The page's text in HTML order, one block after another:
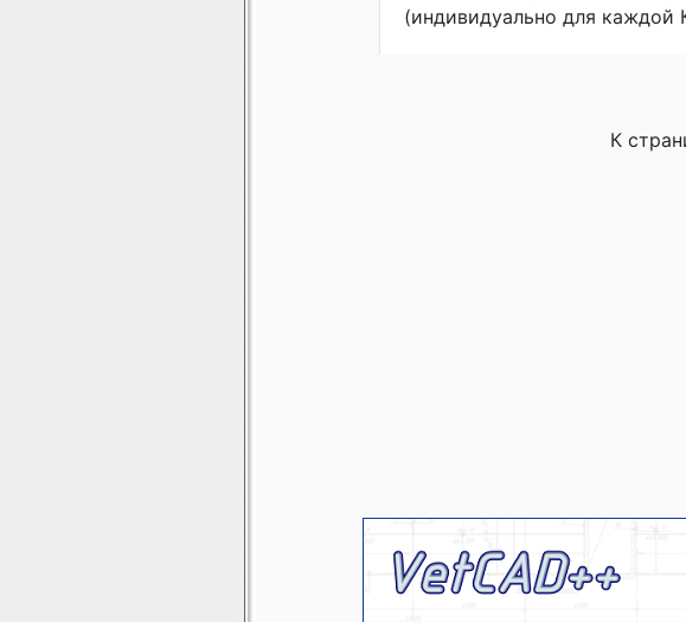
(индивидуально для каждой
К